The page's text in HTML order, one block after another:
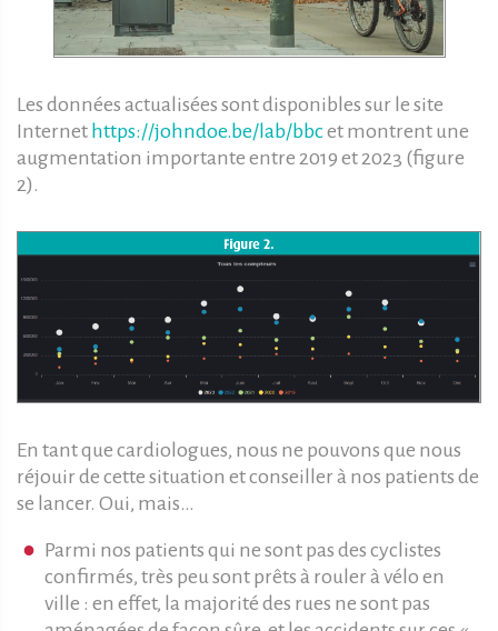
Les données actualisées sont disponibles sur le site
Internet https://johndoe.be/lab/bbc et montrent une
augmentation importante entre 2019 et 2023 (figure
2).
En tant que cardiologues, nous ne pouvons que nous
réjouir de cette situation et conseiller à nos patients de
se lancer. Oui, mais…
Parmi nos patients qui ne sont pas des cyclistes
confirmés, très peu sont prêts à rouler à vélo en
ville : en effet, la majorité des rues ne sont pas